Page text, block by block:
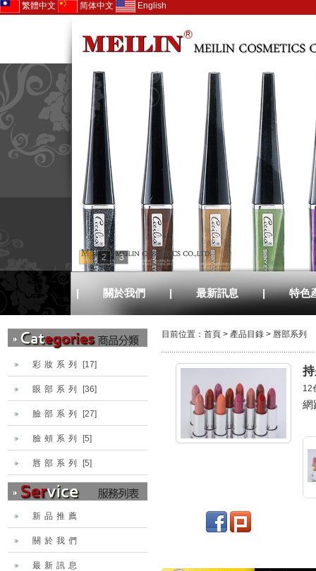
繁體中文 简体中文 English
1 2 3
| 關於我們 | 最新訊息 | 特色
彩妝系列 [17]
眼部系列 [36]
臉部系列 [27]
臉頰系列 [5]
唇部系列 [5]
新品推薦
關於我們
最新訊息
目前位置： 首頁 > 產品目錄 > 唇部系列
12
網